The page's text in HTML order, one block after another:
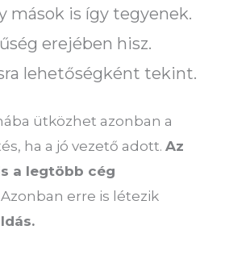
mások is így tegyenek.
erejében hisz.
lehetőségként tekint.
ütközhet azonban a
ha a jó vezető adott.Az
a legtöbb cég
Azonban erre is létezik